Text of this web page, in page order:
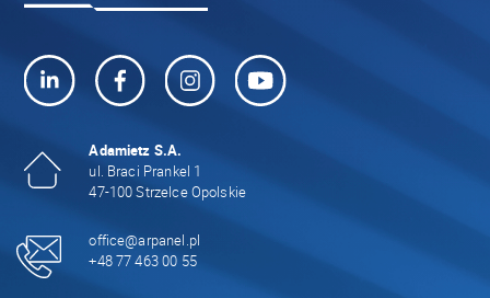
Adamietz S.A.
ul. Braci Prankel 1
47-100 Strzelce Opolskie
office@arpanel.pl
+48 77 463 00 55